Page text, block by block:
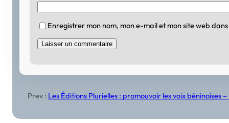
Enregistrer mon nom, mon e-mail et mon site web
Prev : Les Éditions Plurielles : promouvoir les voix béninoises